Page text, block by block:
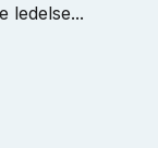
ledelse...